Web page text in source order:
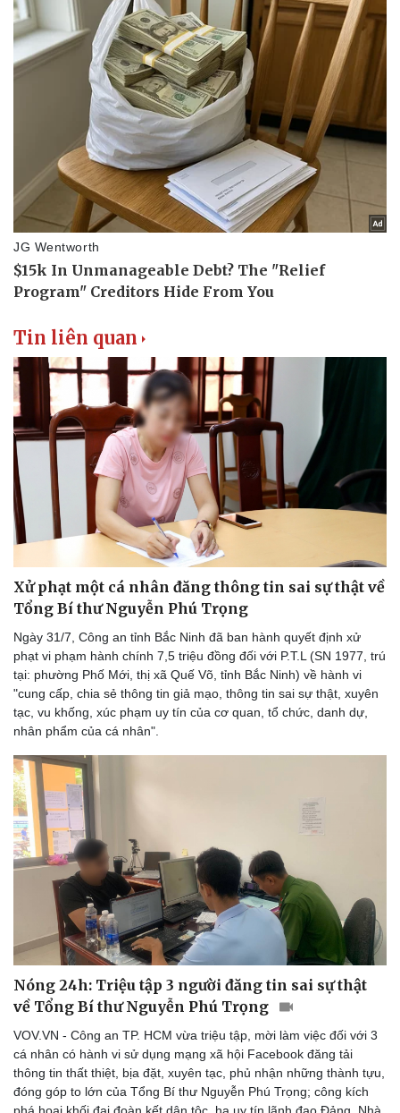
Thể thao
Bóng đá
Lịch thi đấu bóng đá
Thế giới thể thao
eSports
Hậu trường
Xe máy
Tư vấn
Tin liên quan
Xử phạt một cá nhân đăng thông tin sai sự thật về
Tổng Bí thư Nguyễn Phú Trọng
Ngày 31/7, Công an tỉnh Bắc Ninh đã ban hành quyết định xử
phạt vi phạm hành chính 7,5 triệu đồng đối với P.T.L (SN 1977, trú
tại: phường Phố Mới, thị xã Quế Võ, tỉnh Bắc Ninh) về hành vi
"cung cấp, chia sẻ thông tin giả mạo, thông tin sai sự thật, xuyên
tạc, vu khống, xúc phạm uy tín của cơ quan, tổ chức, danh dự,
nhân phẩm của cá nhân".
Nóng 24h: Triệu tập 3 người đăng tin sai sự thật
về Tổng Bí thư Nguyễn Phú Trọng
VOV.VN - Công an TP. HCM vừa triệu tập, mời làm việc đối với 3
cá nhân có hành vi sử dụng mạng xã hội Facebook đăng tải
thông tin thất thiệt, bịa đặt, xuyên tạc, phủ nhận những thành tựu,
đóng góp to lớn của Tổng Bí thư Nguyễn Phú Trọng; công kích